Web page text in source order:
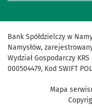
Bank Spółdzielczy w
Namysłów,
Wydział Gospodarczy
000504479, Kod SWIFT
Mapa